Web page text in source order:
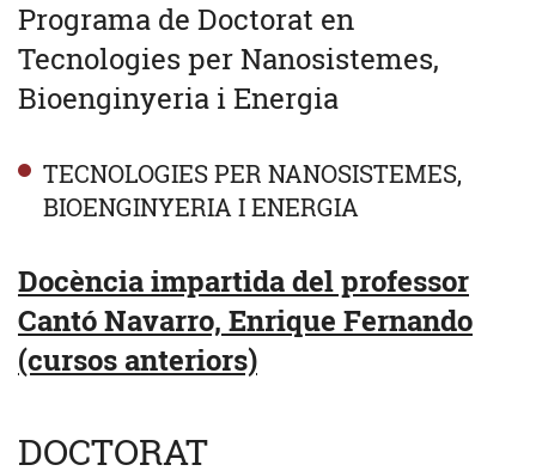
Programa de Doctorat en
Tecnologies per Nanosistemes,
Bioenginyeria i Energia
TECNOLOGIES PER NANOSISTEMES,
BIOENGINYERIA I ENERGIA
Docència impartida del professor
Cantó Navarro, Enrique Fernando
(cursos anteriors)
DOCTORAT